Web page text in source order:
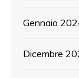
Gennaio
Dicembre